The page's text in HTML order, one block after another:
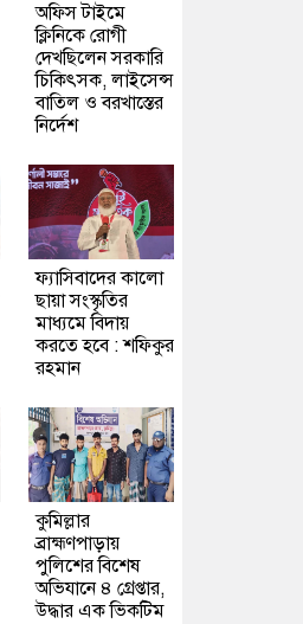
অফিস টাইমে
ক্লিনিকে রোগী
দেখছিলেন সরকারি
চিকিৎসক, লাইসেন্স
বাতিল ও বরখাস্তের
নির্দেশ
ফ্যাসিবাদের কালো
ছায়া সংস্কৃতির
মাধ্যমে বিদায়
করতে হবে : শফিকুর
রহমান
কুমিল্লার
ব্রাহ্মণপাড়ায়
পুলিশের বিশেষ
অভিযানে ৪ গ্রেপ্তার,
উদ্ধার এক ভিকটিম